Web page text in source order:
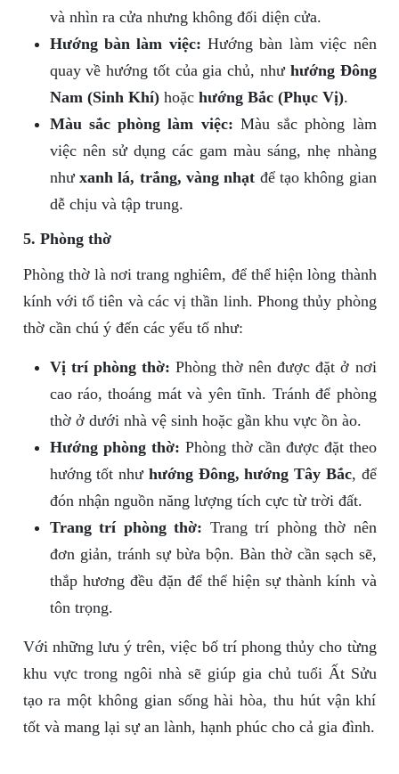
và nhìn ra cửa nhưng không đối diện cửa.
Hướng bàn làm việc: Hướng bàn làm việc nên
quay về hướng tốt của gia chủ, như hướng Đông
Nam (Sinh Khí)hoặc hướng Bắc (Phục Vị).
Màu sắc phòng làm việc: Màu sắc phòng làm
việc nên sử dụng các gam màu sáng, nhẹ nhàng
như xanh lá, trắng, vàng nhạt để tạo không gian
dễ chịu và tập trung.
5. Phòng thờ
Phòng thờ là nơi trang nghiêm, để thể hiện lòng thành
kính với tổ tiên và các vị thần linh. Phong thủy phòng
thờ cần chú ý đến các yếu tố như:
Vị trí phòng thờ: Phòng thờ nên được đặt ở nơi
cao ráo, thoáng mát và yên tĩnh. Tránh để phòng
thờ ở dưới nhà vệ sinh hoặc gần khu vực ồn ào.
Hướng phòng thờ: Phòng thờ cần được đặt theo
hướng tốt như hướng Đông, hướng Tây Bắc, để
đón nhận nguồn năng lượng tích cực từ trời đất.
Trang trí phòng thờ: Trang trí phòng thờ nên
đơn giản, tránh sự bừa bộn. Bàn thờ cần sạch sẽ,
thắp hương đều đặn để thể hiện sự thành kính và
tôn trọng.
Với những lưu ý trên, việc bố trí phong thủy cho từng
khu vực trong ngôi nhà sẽ giúp gia chủ tuổi Ất Sửu
tạo ra một không gian sống hài hòa, thu hút vận khí
tốt và mang lại sự an lành, hạnh phúc cho cả gia đình.